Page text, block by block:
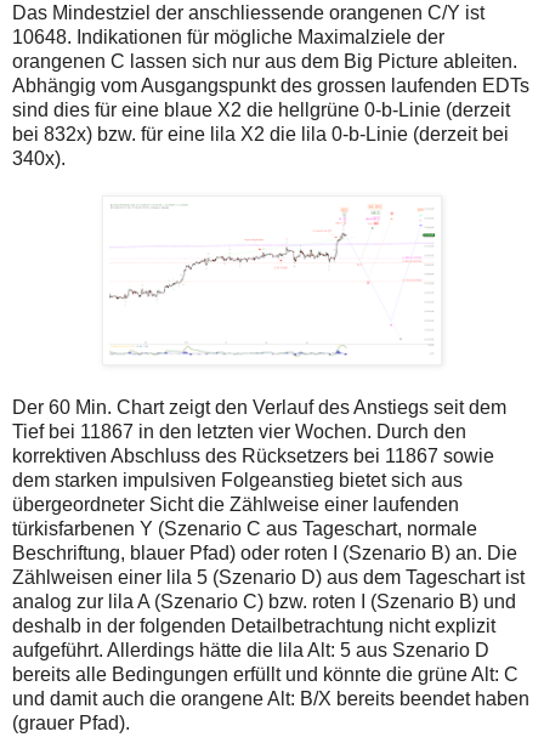
Das Mindestziel der anschliessende orangenen C/Y ist
10648. Indikationen für mögliche Maximalziele der
orangenen C lassen sich nur aus dem Big Picture ableiten.
Abhängig vom Ausgangspunkt des grossen laufenden EDTs
sind dies für eine blaue X2 die hellgrüne 0-b-Linie (derzeit
bei 832x) bzw. für eine lila X2 die lila 0-b-Linie (derzeit bei
340x).
Der 60 Min. Chart zeigt den Verlauf des Anstiegs seit dem
Tief bei 11867 in den letzten vier Wochen. Durch den
korrektiven Abschluss des Rücksetzers bei 11867 sowie
dem starken impulsiven Folgeanstieg bietet sich aus
übergeordneter Sicht die Zählweise einer laufenden
türkisfarbenen Y (Szenario C aus Tageschart, normale
Beschriftung, blauer Pfad) oder roten I (Szenario B) an. Die
Zählweisen einer lila 5 (Szenario D) aus dem Tageschart ist
analog zur lila A (Szenario C) bzw. roten I (Szenario B) und
deshalb in der folgenden Detailbetrachtung nicht explizit
aufgeführt. Allerdings hätte die lila Alt: 5 aus Szenario D
bereits alle Bedingungen erfüllt und könnte die grüne Alt: C
und damit auch die orangene Alt: B/X bereits beendet haben
(grauer Pfad).